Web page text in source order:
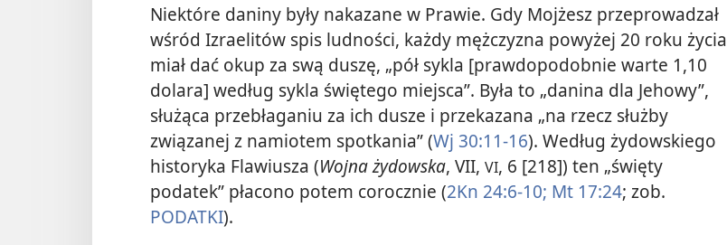
Niektóre daniny były nakazane w Prawie. Gdy Mojżesz przeprowadzał
wśród Izraelitów spis ludności, każdy mężczyzna powyżej 20 roku życia
miał dać okup za swą duszę, „pół sykla [prawdopodobnie warte 1,10
dolara] według sykla świętego miejsca”. Była to „danina dla Jehowy”,
służąca przebłaganiu za ich dusze i przekazana „na rzecz służby
związanej z namiotem spotkania” (Wj 30:11-16). Według żydowskiego
historyka Flawiusza (Wojna żydowska, VII, VI, 6 [218]) ten „święty
podatek” płacono potem corocznie (2Kn 24:6-10; Mt 17:24; zob.
PODATKI).